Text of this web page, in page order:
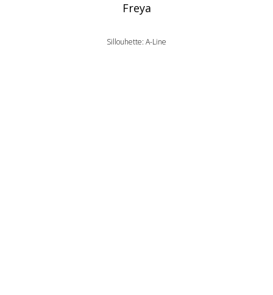
Freya
Sillouhette: A-Line